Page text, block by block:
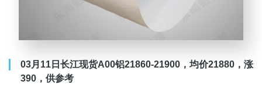
03月11日长江现货A00铝21860-21900，均价21880，涨
390，供参考